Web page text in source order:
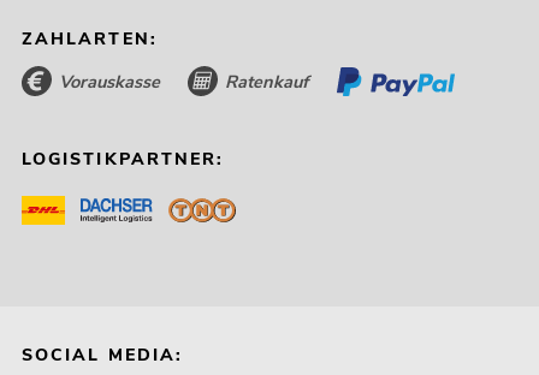
ZAHLARTEN:
Vorauskasse Ratenkauf
LOGISTIKPARTNER:
SOCIAL MEDIA: